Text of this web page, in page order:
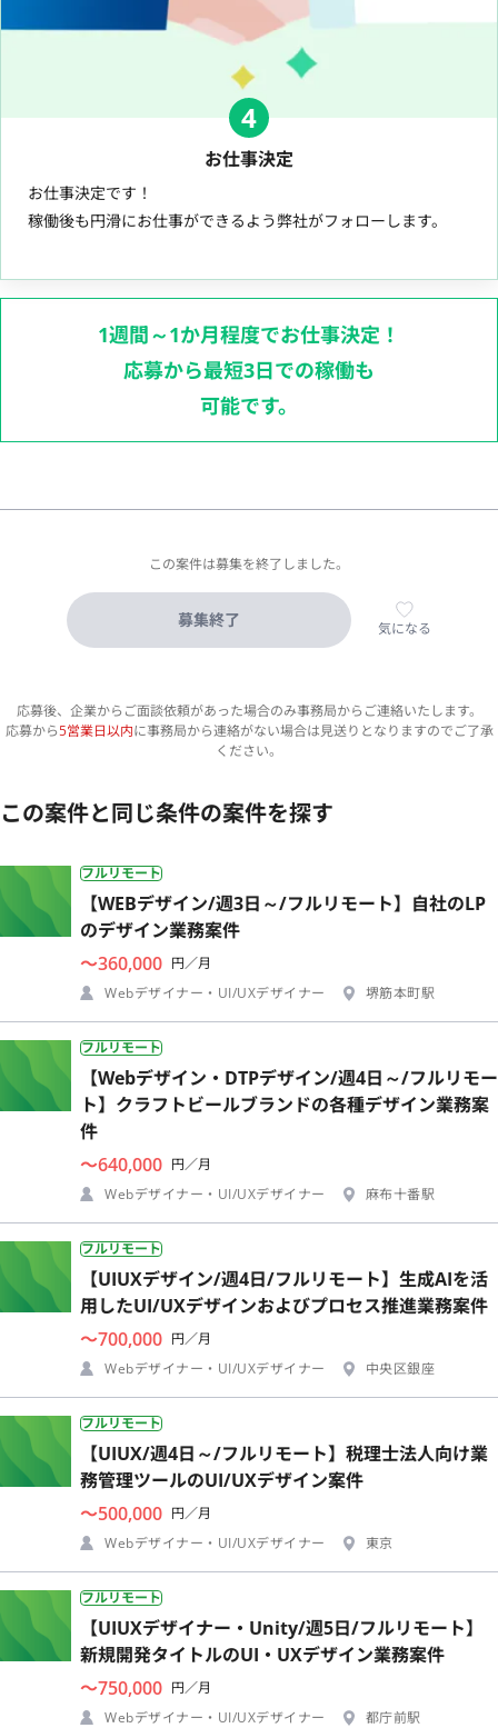
4
お仕事決定
お仕事決定です！
稼働後も円滑にお仕事ができるよう弊社がフォローします。
1週間～1か月程度でお仕事決定！
応募から最短3日での稼働も
可能です。
この案件は募集を終了しました。
募集終了 気になる
応募後、企業からご面談依頼があった場合のみ事務局からご連絡いたします。
応募から5営業日以内に事務局から連絡がない場合は見送りとなりますのでご了承
ください。
この案件と同じ条件の案件を探す
フルリモート
【WEBデザイン/週3日～/フルリモート】自社のLP
のデザイン業務案件
〜360,000 円／月
Webデザイナー・UI/UXデザイナー
堺筋本町駅
フルリモート
【Webデザイン・DTPデザイン/週4日～/フルリモー
ト】クラフトビールブランドの各種デザイン業務案
件
〜640,000 円／月
Webデザイナー・UI/UXデザイナー
麻布十番駅
フルリモート
【UIUXデザイン/週4日/フルリモート】生成AIを活
用したUI/UXデザインおよびプロセス推進業務案件
〜700,000 円／月
Webデザイナー・UI/UXデザイナー
中央区銀座
フルリモート
【UIUX/週4日～/フルリモート】税理士法人向け業
務管理ツールのUI/UXデザイン案件
〜500,000 円／月
Webデザイナー・UI/UXデザイナー
東京
フルリモート
【UIUXデザイナー・Unity/週5日/フルリモート】
新規開発タイトルのUI・UXデザイン業務案件
〜750,000 円／月
Webデザイナー・UI/UXデザイナー
都庁前駅